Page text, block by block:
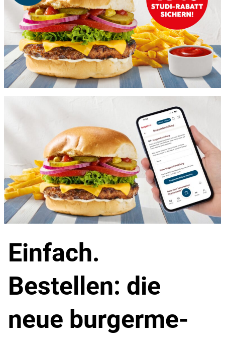
Einfach.
Bestellen: die
neue burgerme-